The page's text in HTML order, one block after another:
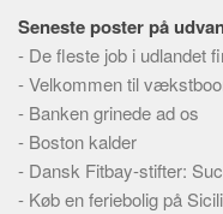
Seneste poster på
- De fleste job i udlandet
-Velkommen til
- Banken grinede ad os
- Boston kalder
- Dansk Fitbay-stifter:
- Køb en feriebolig på